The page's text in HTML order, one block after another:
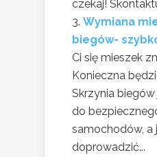
czekaj!
Wymiana
biegów-
Ci się mieszek
Konieczna
Skrzynia
do
samochodów, a
doprowadzić...